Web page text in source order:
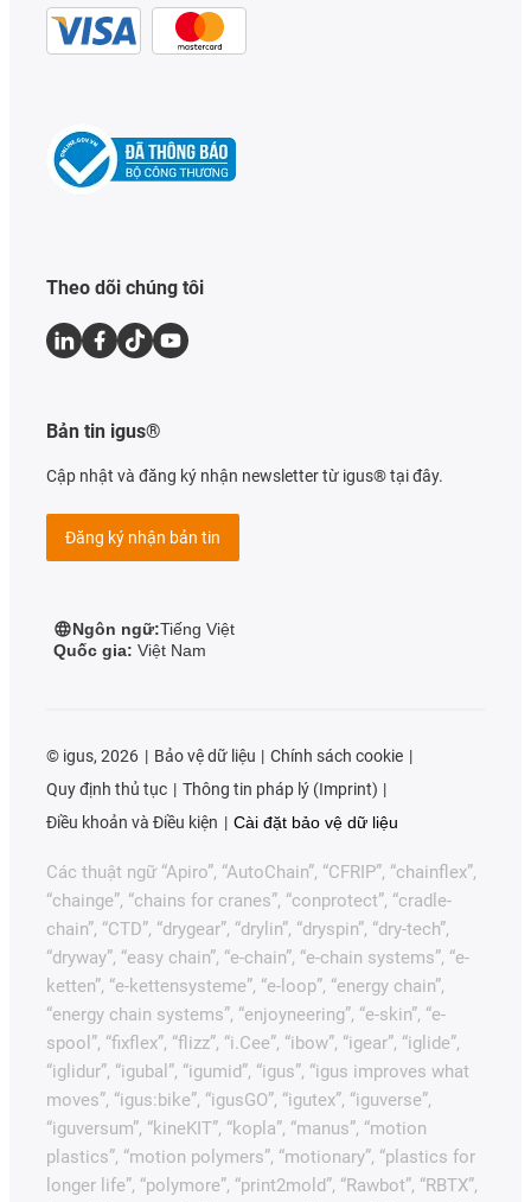
Theo dõi chúng tôi
Bản tin igus®
Cập nhật và đăng ký nhận newsletter từ igus® tại đây.
Đăng ký nhận bản tin
Ngôn ngữ:Tiếng Việt
Quốc gia: Việt Nam
© igus, 2026 Bảo vệ dữ liệu
Chính sách cookie
Quy định thủ tục
Thông tin pháp lý (Imprint)
Điều khoản và Điều kiện
Cài đặt bảo vệ dữ liệu
Các thuật ngữ “Apiro”, “AutoChain”, “CFRIP”, “chainflex”,
“chainge”, “chains for cranes”, “conprotect”, “cradle-
chain”, “CTD”, “drygear”, “drylin”, “dryspin”, “dry-tech”,
“dryway”, “easy chain”, “e-chain”, “e-chain systems”, “e-
ketten”, “e-kettensysteme”, “e-loop”, “energy chain”,
“energy chain systems”, “enjoyneering”, “e-skin”, “e-
spool”, “fixflex”, “flizz”, “i.Cee”, “ibow”, “igear”, “iglide”,
“iglidur”, “igubal”, “igumid”, “igus”, “igus improves what
moves”, “igus:bike”, “igusGO”, “igutex”, “iguverse”,
“iguversum”, “kineKIT”, “kopla”, “manus”, “motion
plastics”, “motion polymers”, “motionary”, “plastics for
longer life”, “polymore”, “print2mold”, “Rawbot”, “RBTX”,